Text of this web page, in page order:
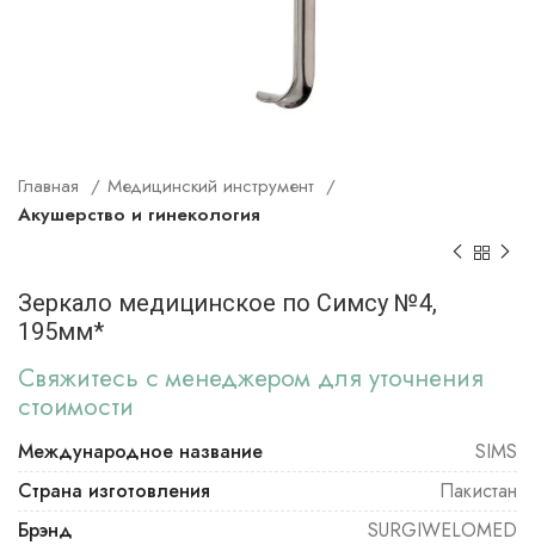
Главная
Медицинский инструмент
Акушерство и гинекология
Зеркало медицинское по Симсу №4,
195мм*
Свяжитесь с менеджером для уточнения
стоимости
Международное название
SIMS
Страна изготовления
Пакистан
Брэнд
SURGIWELOMED